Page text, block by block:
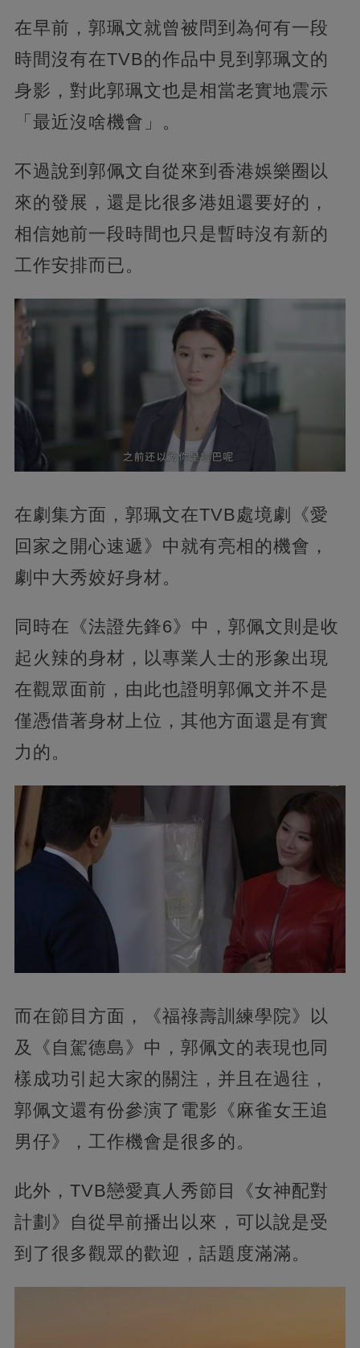
在早前，郭珮文就曾被問到為何有一段
時間沒有在TVB的作品中見到郭珮文的
身影，對此郭珮文也是相當老實地震示
「最近沒啥機會」。
不過說到郭佩文自從來到香港娛樂圈以
來的發展，還是比很多港姐還要好的，
相信她前一段時間也只是暫時沒有新的
工作安排而已。
在劇集方面，郭珮文在TVB處境劇《愛
回家之開心速遞》中就有亮相的機會，
劇中大秀姣好身材。
同時在《法證先鋒6》中，郭佩文則是收
起火辣的身材，以專業人士的形象出現
在觀眾面前，由此也證明郭佩文并不是
僅憑借著身材上位，其他方面還是有實
力的。
而在節目方面，《福祿壽訓練學院》以
及《自駕德島》中，郭佩文的表現也同
樣成功引起大家的關注，并且在過往，
郭佩文還有份參演了電影《麻雀女王追
男仔》，工作機會是很多的。
此外，TVB戀愛真人秀節目《女神配對
計劃》自從早前播出以來，可以說是受
到了很多觀眾的歡迎，話題度滿滿。